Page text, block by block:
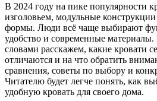
В 2024 году на пике популярности
изголовьем, модульные
формы. Люди всё чаще выбирают
удобство и современные
словами расскажем, какие кровати
отличаются и на что обратить
сравнения, советы по выбору и
Читателю будет легче понять, как
удобную кровать для своего дома.